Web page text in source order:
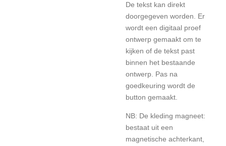
De tekst kan direkt
doorgegeven worden. Er
wordt een digitaal proef
ontwerp gemaakt om te
kijken of de tekst past
binnen het bestaande
ontwerp. Pas na
goedkeuring wordt de
button gemaakt.
NB: De kleding magneet:
bestaat uit een
magnetische achterkant,